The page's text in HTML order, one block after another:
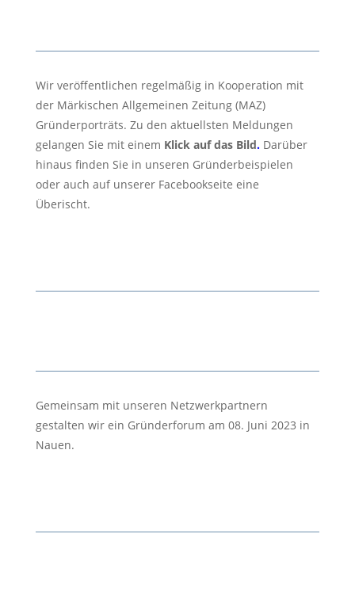
Wir veröffentlichen regelmäßig in Kooperation mit
der Märkischen Allgemeinen Zeitung (MAZ)
Gründerporträts. Zu den aktuellsten Meldungen
gelangen Sie mit einem Klick auf das Bild.Darüber
hinaus finden Sie in unseren Gründerbeispielen
oder auch auf unserer Facebookseite eine
Überischt.
Gemeinsam mit unseren Netzwerkpartnern
gestalten wir ein Gründerforum am 08. Juni 2023 in
Nauen.